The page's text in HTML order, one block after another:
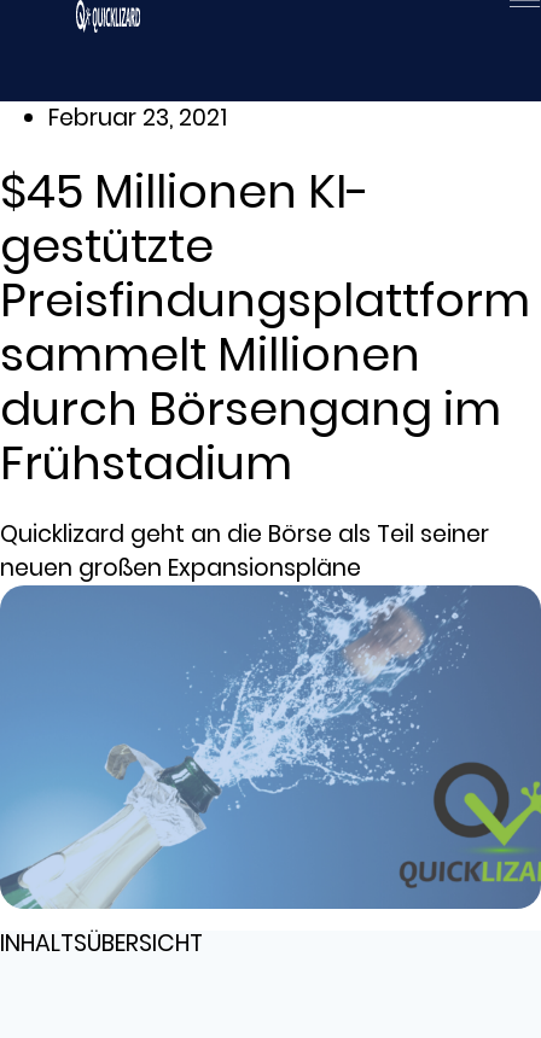
Februar 23, 2021
$45 Millionen KI-
gestützte
Preisfindungsplattform
sammelt Millionen
durch Börsengang im
Frühstadium
Quicklizard geht an die Börse als Teil seiner
neuen großen Expansionspläne
INHALTSÜBERSICHT